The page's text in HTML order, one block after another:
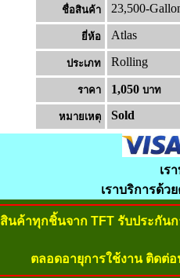
ชื่อสินค้า 23,500-
ยี่ห้อ Atlas
ประเภท Rolling
ราคา 1,050 บาท
หมายเหต Sold
เร
เราบริการด้ว
สินค้าทุกชิ้นจาก TFT รับประกัน
ตลอดอายุการใช้งาน ติดต่